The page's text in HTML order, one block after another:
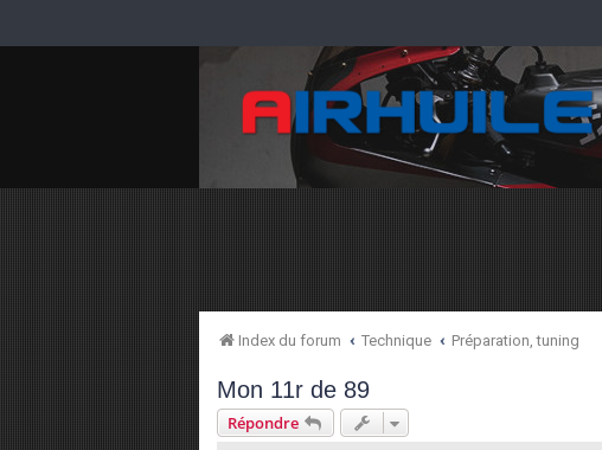
Index du forum Technique Préparation, tuning
Mon 11r de 89
Répondre